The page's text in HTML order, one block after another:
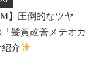
】圧倒的なツヤ
髪質改善メテオカ
介